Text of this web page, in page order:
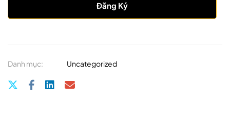
Đăng Ký
Danh mục: Uncategorized